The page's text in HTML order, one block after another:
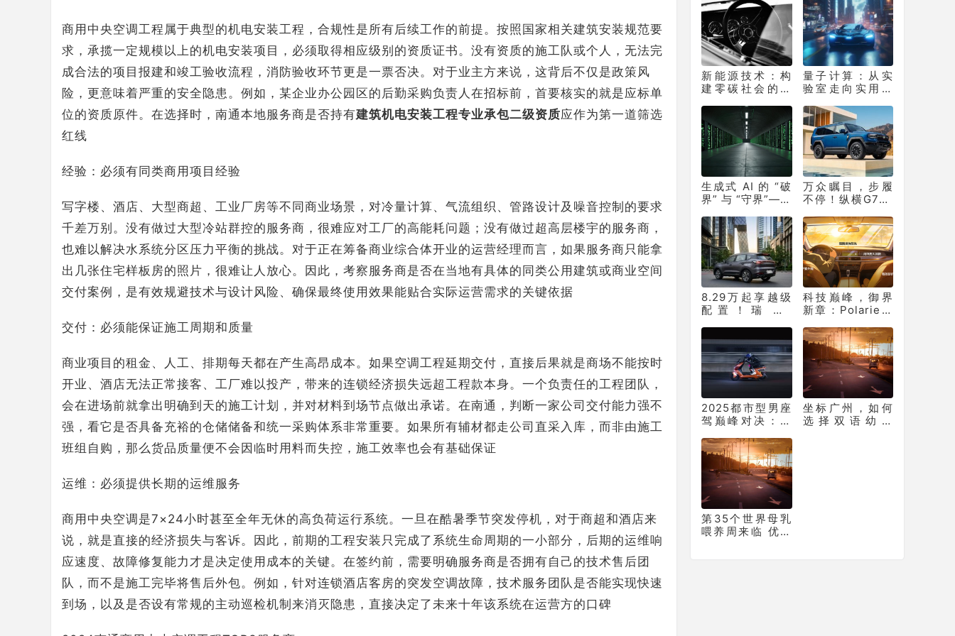
商用中央空调工程属于典型的机电安装工程，合规性是所有后续工作的前提。按照国家相关建筑安装规范要
求，承揽一定规模以上的机电安装项目，必须取得相应级别的资质证书。没有资质的施工队或个人，无法完
成合法的项目报建和竣工验收流程，消防验收环节更是一票否决。对于业主方来说，这背后不仅是政策风
险，更意味着严重的安全隐患。例如，某企业办公园区的后勤采购负责人在招标前，首要核实的就是应标单
位的资质原件。在选择时，南通本地服务商是否持有建筑机电安装工程专业承包二级资质应作为第一道筛选
红线
经验：必须有同类商用项目经验
写字楼、酒店、大型商超、工业厂房等不同商业场景，对冷量计算、气流组织、管路设计及噪音控制的要求
千差万别。没有做过大型冷站群控的服务商，很难应对工厂的高能耗问题；没有做过超高层楼宇的服务商，
也难以解决水系统分区压力平衡的挑战。对于正在筹备商业综合体开业的运营经理而言，如果服务商只能拿
出几张住宅样板房的照片，很难让人放心。因此，考察服务商是否在当地有具体的同类公用建筑或商业空间
交付案例，是有效规避技术与设计风险、确保最终使用效果能贴合实际运营需求的关键依据
交付：必须能保证施工周期和质量
商业项目的租金、人工、排期每天都在产生高昂成本。如果空调工程延期交付，直接后果就是商场不能按时
开业、酒店无法正常接客、工厂难以投产，带来的连锁经济损失远超工程款本身。一个负责任的工程团队，
会在进场前就拿出明确到天的施工计划，并对材料到场节点做出承诺。在南通，判断一家公司交付能力强不
强，看它是否具备充裕的仓储储备和统一采购体系非常重要。如果所有辅材都走公司直采入库，而非由施工
班组自购，那么货品质量便不会因临时用料而失控，施工效率也会有基础保证
运维：必须提供长期的运维服务
商用中央空调是7×24小时甚至全年无休的高负荷运行系统。一旦在酷暑季节突发停机，对于商超和酒店来
说，就是直接的经济损失与客诉。因此，前期的工程安装只完成了系统生命周期的一小部分，后期的运维响
应速度、故障修复能力才是决定使用成本的关键。在签约前，需要明确服务商是否拥有自己的技术售后团
队，而不是施工完毕将售后外包。例如，针对连锁酒店客房的突发空调故障，技术服务团队是否能实现快速
到场，以及是否设有常规的主动巡检机制来消灭隐患，直接决定了未来十年该系统在运营方的口碑
边界
新能源技术：构
建零碳社会的核
量子计算：从实
验室走向实用化
生成式 AI 的 “破
界” 与 “守界”——
双重革命
万众瞩目，步履
不停！纵横G700
破10331辆！
8.29万起享越级
配置！瑞虎7
科技巅峰，御界
新章：Polarie拜
膜重塑车膜行业
标准
2025都市型男座
驾巅峰对决：新
突出“重围”？
坐标广州，如何
选择双语幼儿
第35个世界母乳
喂养周来临 优博